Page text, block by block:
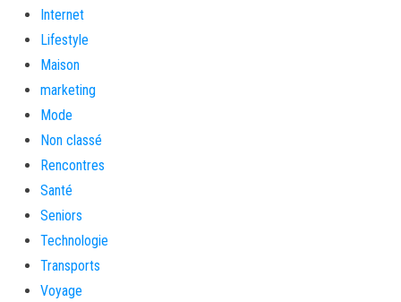
Internet
Lifestyle
Maison
marketing
Mode
Non classé
Rencontres
Santé
Seniors
Technologie
Transports
Voyage